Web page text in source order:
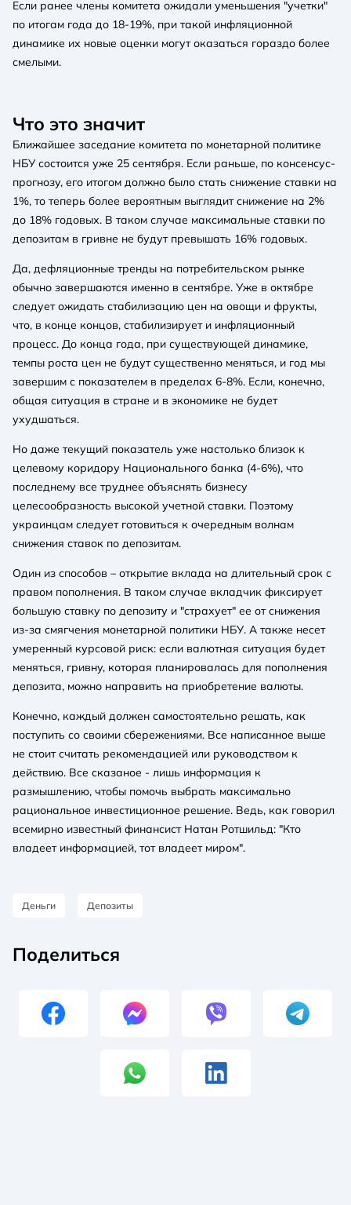
Если ранее члены комитета ожидали уменьшения "учетки"
по итогам года до 18-19%, при такой инфляционной
динамике их новые оценки могут оказаться гораздо более
смелыми.
Что это значит
Ближайшее заседание комитета по монетарной политике
НБУ состоится уже 25 сентября. Если раньше, по консенсус-
прогнозу, его итогом должно было стать снижение ставки на
1%, то теперь более вероятным выглядит снижение на 2%
до 18% годовых. В таком случае максимальные ставки по
депозитам в гривне не будут превышать 16% годовых.
Да, дефляционные тренды на потребительском рынке
обычно завершаются именно в сентябре. Уже в октябре
следует ожидать стабилизацию цен на овощи и фрукты,
что, в конце концов, стабилизирует и инфляционный
процесс. До конца года, при существующей динамике,
темпы роста цен не будут существенно меняться, и год мы
завершим с показателем в пределах 6-8%. Если, конечно,
общая ситуация в стране и в экономике не будет
ухудшаться.
Но даже текущий показатель уже настолько близок к
целевому коридору Национального банка (4-6%), что
последнему все труднее объяснять бизнесу
целесообразность высокой учетной ставки. Поэтому
украинцам следует готовиться к очередным волнам
снижения ставок по депозитам.
Один из способов – открытие вклада на длительный срок с
правом пополнения. В таком случае вкладчик фиксирует
большую ставку по депозиту и "страхует" ее от снижения
из-за смягчения монетарной политики НБУ. А также несет
умеренный курсовой риск: если валютная ситуация будет
меняться, гривну, которая планировалась для пополнения
депозита, можно направить на приобретение валюты.
Конечно, каждый должен самостоятельно решать, как
поступить со своими сбережениями. Все написанное выше
не стоит считать рекомендацией или руководством к
действию. Все сказаное - лишь информация к
размышлению, чтобы помочь выбрать максимально
рациональное инвестиционное решение. Ведь, как говорил
всемирно известный финансист Натан Ротшильд: "Кто
владеет информацией, тот владеет миром".
Деньги Депозиты
Поделиться